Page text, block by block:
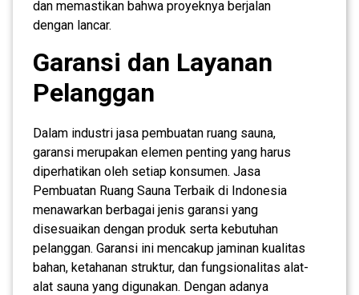
dan memastikan bahwa proyeknya berjalan
dengan lancar.
Garansi dan Layanan
Pelanggan
Dalam industri jasa pembuatan ruang sauna,
garansi merupakan elemen penting yang harus
diperhatikan oleh setiap konsumen. Jasa
Pembuatan Ruang Sauna Terbaik di Indonesia
menawarkan berbagai jenis garansi yang
disesuaikan dengan produk serta kebutuhan
pelanggan. Garansi ini mencakup jaminan kualitas
bahan, ketahanan struktur, dan fungsionalitas alat-
alat sauna yang digunakan. Dengan adanya